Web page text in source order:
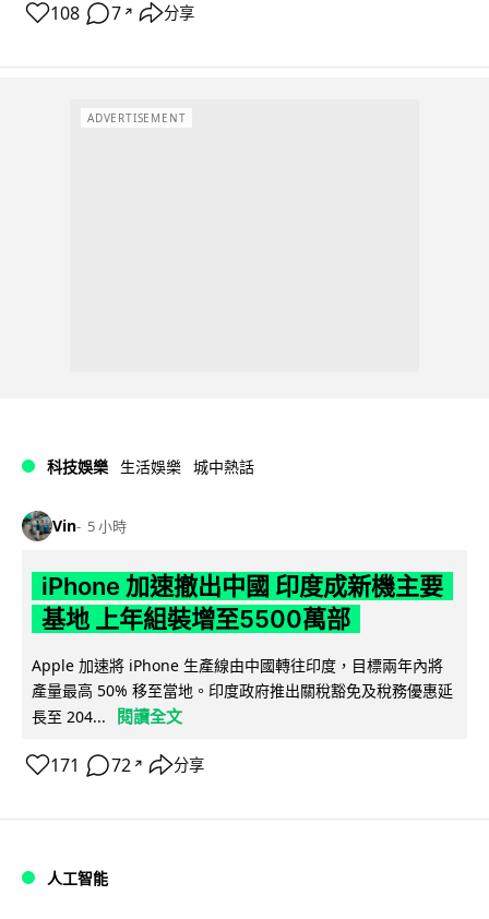
108 7 ↗ 分享
ADVERTISEMENT
科技娛樂 生活娛樂 城中熱話
Vin 5 小時
iPhone 加速撤出中國 印度成新機主要
基地 上年組裝增至5500萬部
Apple 加速將 iPhone 生產線由中國轉往印度，目標兩年內將
產量最高 50% 移至當地。印度政府推出關稅豁免及稅務優惠延
長至 204...
閱讀全文
171 72 ↗ 分享
人工智能